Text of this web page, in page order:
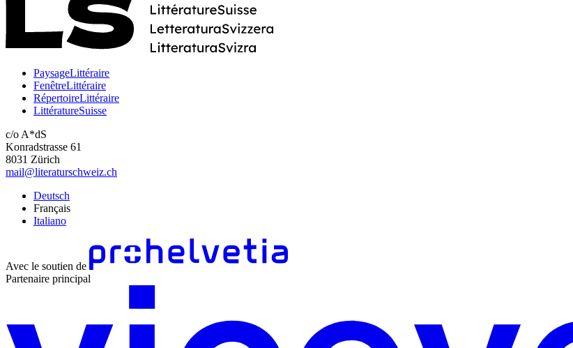
PaysageLittéraire
FenêtreLittéraire
RépertoireLittéraire
LittératureSuisse
c/o A*dS
Konradstrasse 61
8031 Zürich
mail@literaturschweiz.ch
Deutsch
Français
Italiano
Avec le soutien de
Partenaire principal